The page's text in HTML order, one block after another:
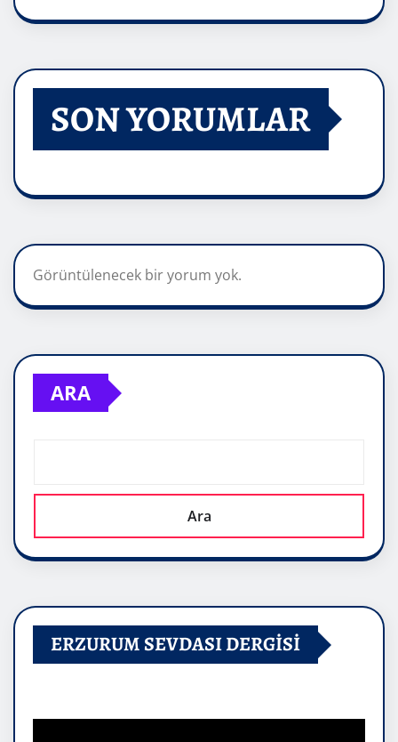
SON YORUMLAR
Görüntülenecek bir yorum yok.
ARA
Ara
ERZURUM SEVDASI DERGİSİ